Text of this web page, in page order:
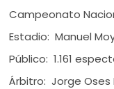
Campeonato
Estadio: Manuel
Público: 1.161
Árbitro: Jorge Oses